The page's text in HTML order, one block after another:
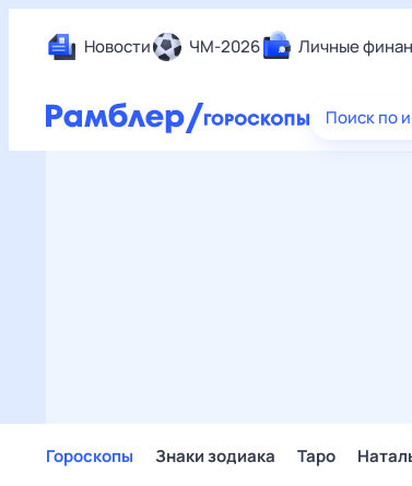
Новости ЧМ-2026 Личные
Поиск по
Гороскопы Знаки зодиака Таро